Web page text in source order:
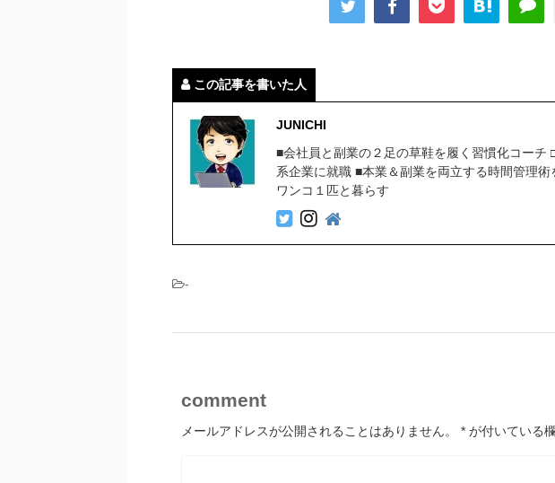
この記事を書いた人
JUNICHI
■会社員と副業の２足の草鞋を履く習慣化コーチ
系企業に就職 ■本業＆副業を両立する時間管理
ワンコ１匹と暮らす
-
comment
メールアドレスが公開されることはありません。 * が付いている